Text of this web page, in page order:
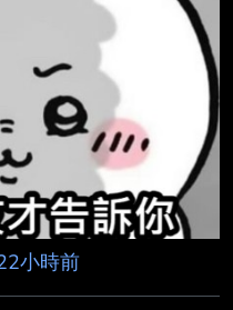
緣由:無 6.因應措施:無
發生或決議之主體係屬
重大訊息同時 符合證
9款所定
小時前